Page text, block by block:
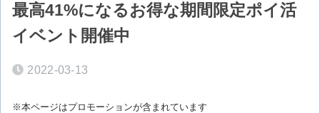
最高41%になるお得な期間限定ポイ活
イベント開催中
2022-03-13
※本ページはプロモーションが含まれています